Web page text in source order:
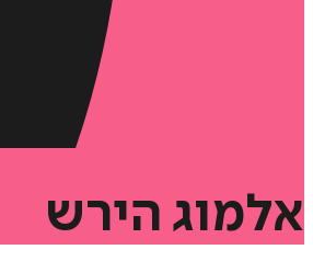
אלמוג הירש